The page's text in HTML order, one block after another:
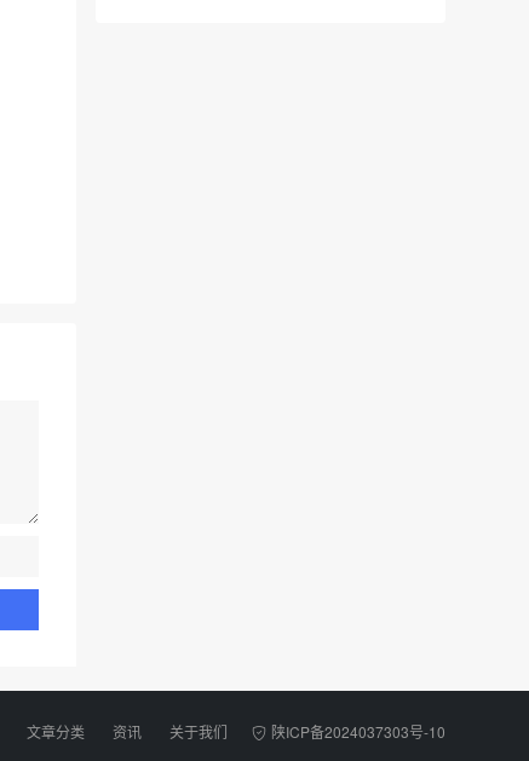
文章分类 资讯 关于我们 陕ICP备2024037303号-10